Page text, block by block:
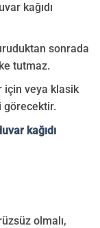
kağıdı
sonrada
tutmaz.
için veya klasik
görecektir.
kağıdı
olmalı,